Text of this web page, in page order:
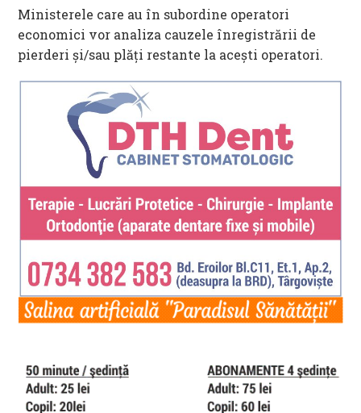
Ministerele care au în subordine operatori
economici vor analiza cauzele înregistrării de
pierderi și/sau plăți restante la acești operatori.